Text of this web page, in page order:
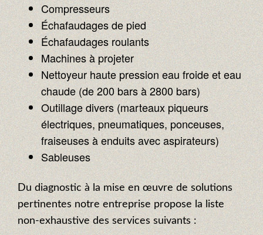
Compresseurs
Échafaudages de pied
Échafaudages roulants
Machines à projeter
Nettoyeur haute pression eau froide et eau
chaude (de 200 bars à 2800 bars)
Outillage divers (marteaux piqueurs
électriques, pneumatiques, ponceuses,
fraiseuses à enduits avec aspirateurs)
Sableuses
Du diagnostic à la mise en œuvre de solutions
pertinentes notre entreprise propose la liste
non-exhaustive des services suivants :